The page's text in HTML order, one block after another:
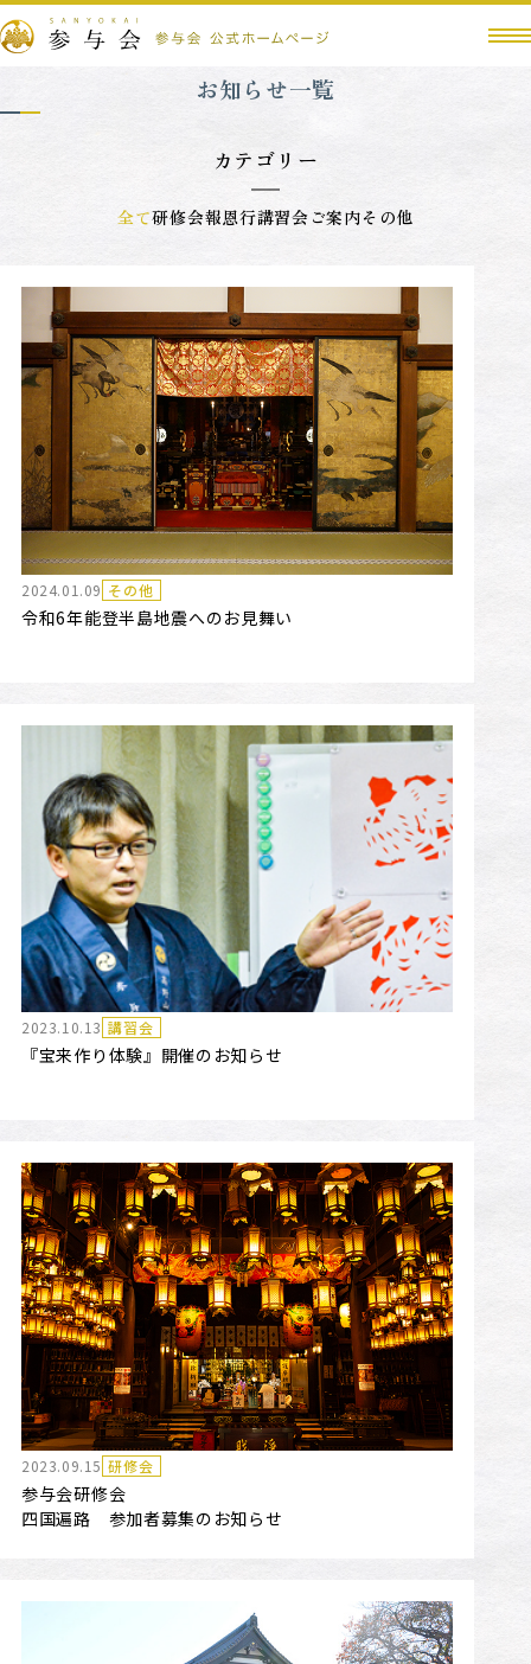
お知らせ一覧
カテゴリー
全て研修会報恩行講習会 ご案内その他
2024.01.09 その他
令和6年能登半島地震へのお見舞い
2023.10.13 講習会
『宝来作り体験』開催のお知らせ
2023.09.15 研修会
参与会研修会
四国遍路 参加者募集のお知らせ